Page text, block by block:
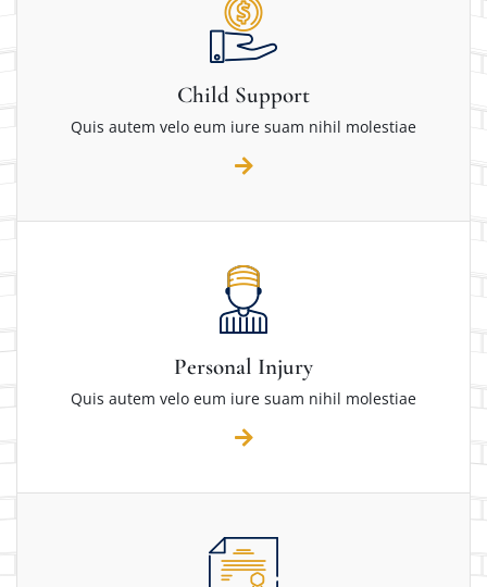
Child Support
Quis autem velo eum iure suam nihil molestiae
Personal Injury
Quis autem velo eum iure suam nihil molestiae